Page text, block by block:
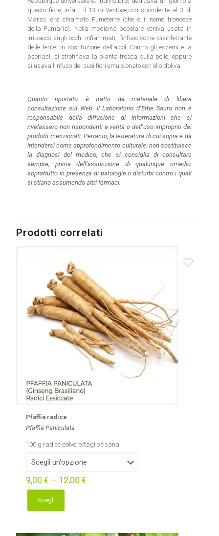
questo fiore, infatti il 13 di Ventose,corrispondente al 3 di
Marzo, era chiamato Fumeterre (che è il nome francese
della Fumaria). Nella medicina popolare veniva usata in
impacco sugli occhi infiammati, l’infuso come disinfettante
delle ferite, in sostituzione dell’alcol. Contro gli eczemi e la
psoriasi, si strofinava la pianta fresca sulla pelle, oppure
si usava l’infuso dei suoi fiori emulsionato con olio d’oliva.
Quanto riportato, è tratto da materiale di libera
consultazione sul Web. Il Laboratorio d’Erbe Sauro non è
responsabile della diffusione di informazioni che si
rivelassero non rispondenti a verità o dell’uso improprio dei
prodotti menzionati. Pertanto, la letteratura di cui sopra è da
intendersi come approfondimento culturale: non sostituisce
la diagnosi del medico, che si consiglia di consultare
sempre, prima dell’assunzione di qualunque rimedio,
soprattutto in presenza di patologie o disturbi contro i quali
si stiano assumendo altri farmaci.
Prodotti correlati
Pfaffia radice
Pfaffia Paniculata
100 g radice polvere/taglio tisana
9,00 € – 12,00 €
Scegli
Questo
prodotto
più